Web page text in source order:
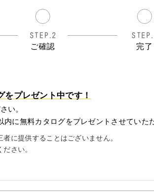
STEP.2
ご確認 完了
プレゼント中です！
い。
に無料カタログをプレゼントさせていた
に提供することはございません。
さい。